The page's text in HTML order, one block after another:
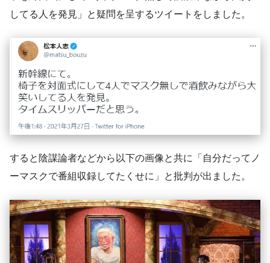
してる人を発見」と疑問を呈するツイートをしました。
すると陰謀論者などから以下の画像と共に「自分だってノ
ーマスクで番組収録してたくせに」と批判が出ました。